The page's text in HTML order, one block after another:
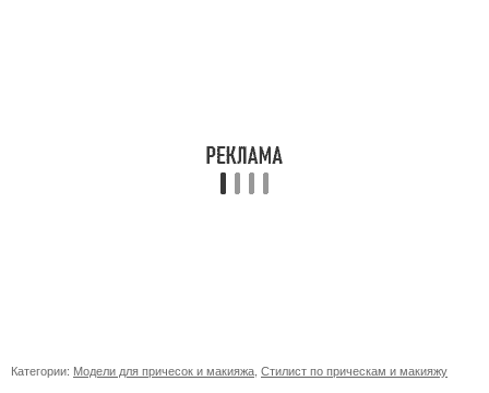
Категории: Модели для причесок и макияжа Стилист по прическам и макияжу